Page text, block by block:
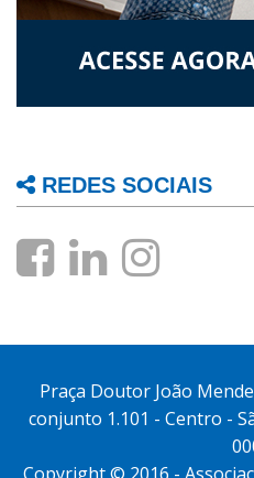
REDES SOCIAIS
Praça Doutor João
conjunto 1.101 - Centro -